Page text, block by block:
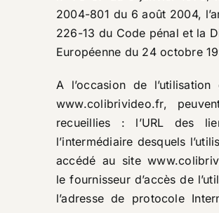
2004-801 du 6 août 2004,
226-13 du Code pénal et la
Européenne du 24 octobre
A l’occasion de
www.colibrivideo.fr,
recueillies : l’URL des
l’intermédiaire desquels
accédé au site
le fournisseur d’accès de
l’adresse de protocole